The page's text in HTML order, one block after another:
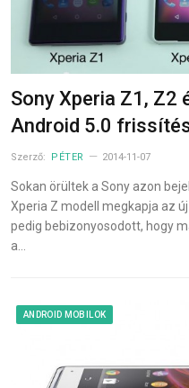
Sony Xperia Z1, Z2
Android 5.0
Szerző: PÉTER 2014-11-07
Sokan örültek a Sony azon
Xperia Z modell megkapja az
pedig bebizonyosodott, hogy
a…
ANDROID MOBILOK